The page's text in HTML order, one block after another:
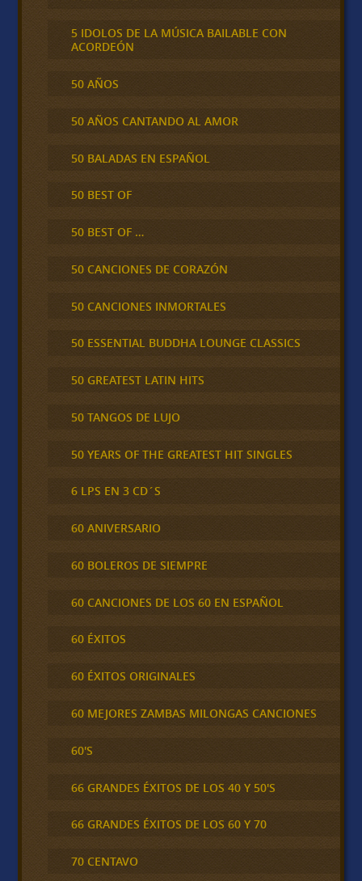
5 IDOLOS DE LA MÚSICA BAILABLE CON
ACORDEÓN
50 AÑOS
50 AÑOS CANTANDO AL AMOR
50 BALADAS EN ESPAÑOL
50 BEST OF
50 BEST OF …
50 CANCIONES DE CORAZÓN
50 CANCIONES INMORTALES
50 ESSENTIAL BUDDHA LOUNGE CLASSICS
50 GREATEST LATIN HITS
50 TANGOS DE LUJO
50 YEARS OF THE GREATEST HIT SINGLES
6 LPS EN 3 CD´S
60 ANIVERSARIO
60 BOLEROS DE SIEMPRE
60 CANCIONES DE LOS 60 EN ESPAÑOL
60 ÉXITOS
60 ÉXITOS ORIGINALES
60 MEJORES ZAMBAS MILONGAS CANCIONES
60'S
66 GRANDES ÉXITOS DE LOS 40 Y 50'S
66 GRANDES ÉXITOS DE LOS 60 Y 70
70 CENTAVO